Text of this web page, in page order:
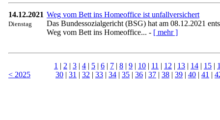
14.12.2021
Dienstag
Weg vom Bett ins Homeoffice ist unfallversichert
Das Bundessozialgericht (BSG) hat am 08.12.2021
Weg vom Bett ins Homeoffice... - [ mehr ]
< 2025
1 | 2 | 3 | 4 | 5 | 6 | 7 | 8 | 9 | 10 | 11 | 12 | 13 | 14 | 15 |
30 | 31 | 32 | 33 | 34 | 35 | 36 | 37 | 38 | 39 | 40 | 41 |